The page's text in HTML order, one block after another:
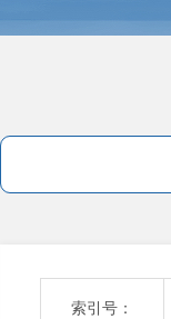
索引号：